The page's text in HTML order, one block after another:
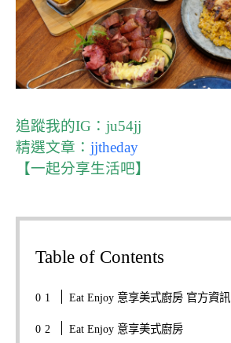
追蹤我的IG： ju54jj
精選文章： jjtheday
【一起分享生活吧】
Table of Contents
Eat Enjoy 意享美式廚房 官方資訊
Eat Enjoy 意享美式廚房